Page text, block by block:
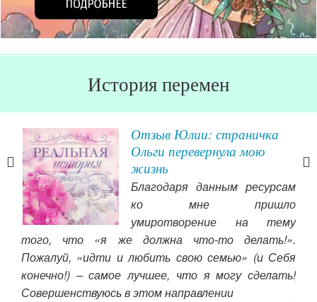
История перемен
Отзыв Юлии: страничка
Ольги перевернула мою
жизнь
Благодаря данным ресурсам
ко мне пришло
умиротворение на тему
того, что «я же должна что-то делать!».
Пожалуй, «идти и любить свою семью» (и Себя
конечно!) – самое лучшее, что я могу сделать!
Совершенствуюсь в этом направлении